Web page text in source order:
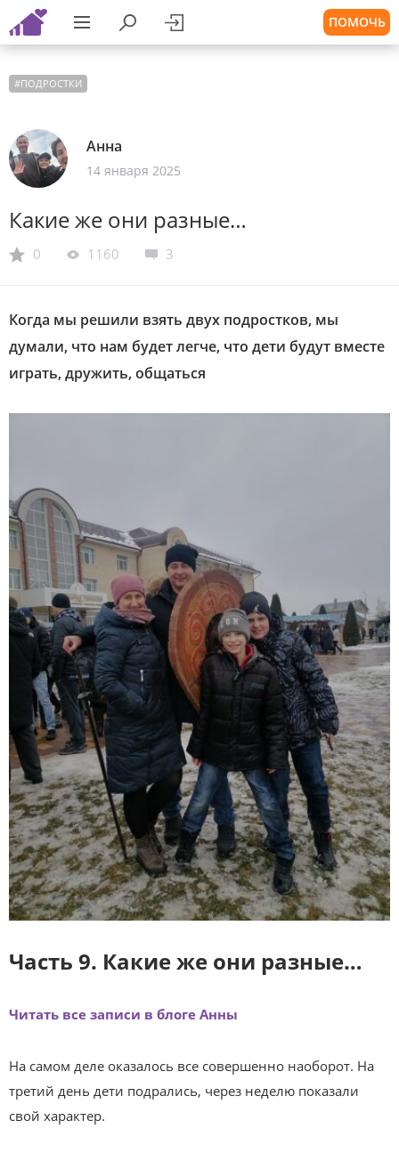
ПОМОЧЬ
#ПОДРОСТКИ
Анна
14 января 2025
Какие же они разные…
0 1160 3
Когда мы решили взять двух подростков, мы
думали, что нам будет легче, что дети будут вместе
играть, дружить, общаться
Часть 9. Какие же они разные…
Читать все записи в блоге Анны
На самом деле оказалось все совершенно наоборот. На
третий день дети подрались, через неделю показали
свой характер.